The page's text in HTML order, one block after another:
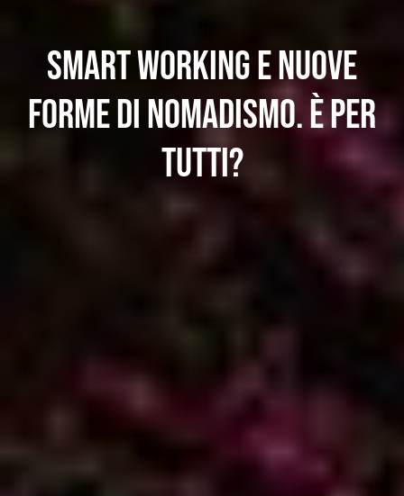
Smart working e nuove
forme di nomadismo. È per
tutti?